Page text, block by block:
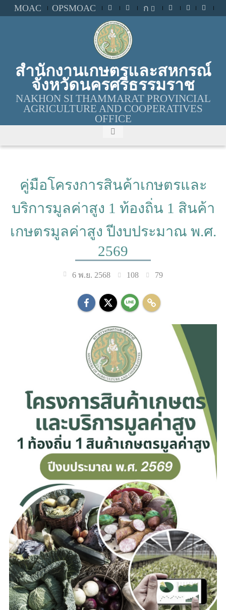
MOAC OPSMOAC ก
สำนักงานเกษตรและสหกรณ์
จังหวัดนครศรีธรรมราช
NAKHON SI THAMMARAT PROVINCIAL
AGRICULTURE AND COOPERATIVES
OFFICE
คู่มือโครงการสินค้าเกษตรและ
บริการมูลค่าสูง 1 ท้องถิ่น 1 สินค้า
เกษตรมูลค่าสูง ปีงบประมาณ พ.ศ.
2569
6 พ.ย. 2568 108 79